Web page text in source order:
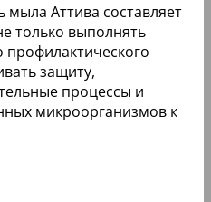
Аттива составляет
только выполнять
защиту,
процессы и
микроорганизмов к